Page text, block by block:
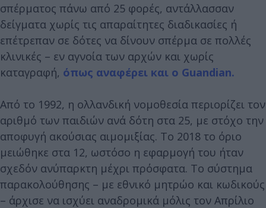
σπέρματος πάνω από 25 φορές, αντάλλασσαν
δείγματα χωρίς τις απαραίτητες διαδικασίες ή
επέτρεπαν σε δότες να δίνουν σπέρμα σε πολλές
κλινικές – εν αγνοία των αρχών και χωρίς
καταγραφή, όπως αναφέρει και ο Guandian.
Από το 1992, η ολλανδική νομοθεσία περιορίζει τον
αριθμό των παιδιών ανά δότη στα 25, με στόχο την
αποφυγή ακούσιας αιμομιξίας. Το 2018 το όριο
μειώθηκε στα 12, ωστόσο η εφαρμογή του ήταν
σχεδόν ανύπαρκτη μέχρι πρόσφατα. Το σύστημα
παρακολούθησης – με εθνικό μητρώο και κωδικούς
– άρχισε να ισχύει αναδρομικά μόλις τον Απρίλιο